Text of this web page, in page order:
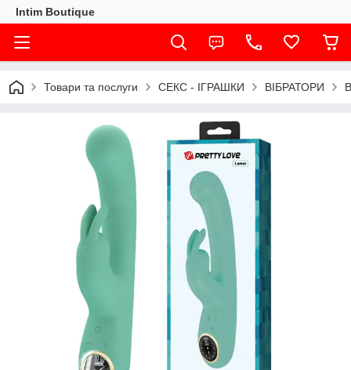
Intim Boutique
Товари та послуги СЕКС - ІГРАШКИ ВІБРАТОРИ